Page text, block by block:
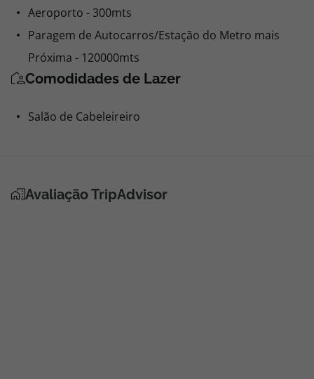
Aeroporto - 300mts
Paragem de Autocarros/Estação do Metro mais
Próxima - 120000mts
Comodidades de Lazer
Salão de Cabeleireiro
Avaliação TripAdvisor